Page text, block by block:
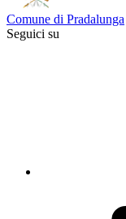
Comune di Pradalunga
Seguici su